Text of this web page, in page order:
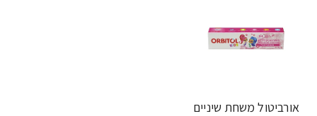
אורביטול משחת שיניים